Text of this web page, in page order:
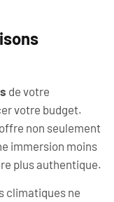
de votre
votre budget.
offre non seulement
immersion moins
plus authentique.
climatiques ne